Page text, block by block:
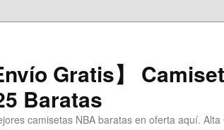
Gratis】
Baratas
camisetas NBA baratas en oferta aquí.